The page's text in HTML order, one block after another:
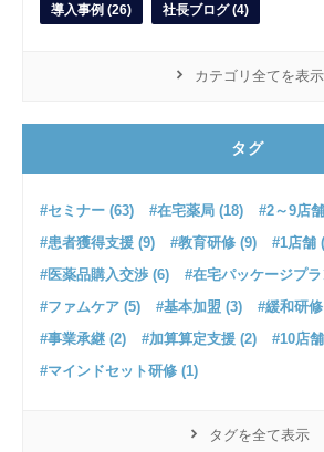
導入事例 (26) 社長ブログ (4)
カテゴリ全てを表示
タグ
#セミナー (63) #在宅薬局 (18)
#2～9店
#患者獲得支援 (9)
#教育研修 (9)
#1店舗
#医薬品購入交渉 (6)
#在宅パッケージプ
#ファムケア (5)
#基本加盟 (3)
#緩和研
#事業承継 (2)
#加算算定支援 (2)
#10店
#マインドセット研修 (1)
タグを全て表示